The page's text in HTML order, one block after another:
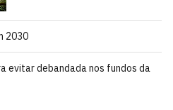
2030
evitar debandada nos fundos da